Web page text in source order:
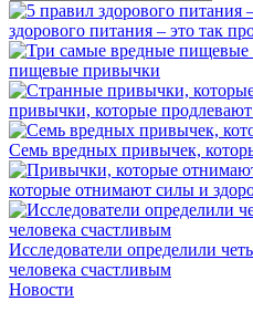
здорового питания – это так
пищевые привычки
привычки, которые
Семь вредных привычек,
которые отнимают силы и
Исследователи определили
человека счастливым
Новости